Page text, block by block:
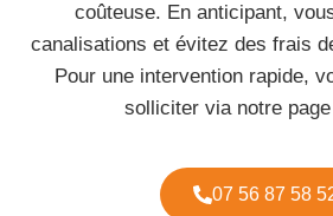
coûteuse. En anticipant,
canalisations et évitez des frais
Pour une intervention rapide,
solliciter via notre page
07 56 87 58